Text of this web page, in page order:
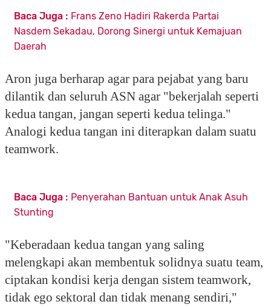
Baca Juga : Frans Zeno Hadiri Rakerda Partai
Nasdem Sekadau, Dorong Sinergi untuk Kemajuan
Daerah
Aron juga berharap agar para pejabat yang baru
dilantik dan seluruh ASN agar "bekerjalah seperti
kedua tangan, jangan seperti kedua telinga."
Analogi kedua tangan ini diterapkan dalam suatu
teamwork.
Baca Juga : Penyerahan Bantuan untuk Anak Asuh
Stunting
"Keberadaan kedua tangan yang saling
melengkapi akan membentuk solidnya suatu team,
ciptakan kondisi kerja dengan sistem teamwork,
tidak ego sektoral dan tidak menang sendiri,"